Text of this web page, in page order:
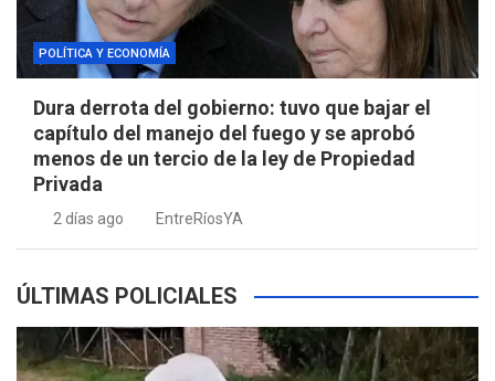
POLÍTICA Y ECONOMÍA
Dura derrota del gobierno: tuvo que bajar el
capítulo del manejo del fuego y se aprobó
menos de un tercio de la ley de Propiedad
Privada
2 días ago EntreRíosYA
ÚLTIMAS POLICIALES